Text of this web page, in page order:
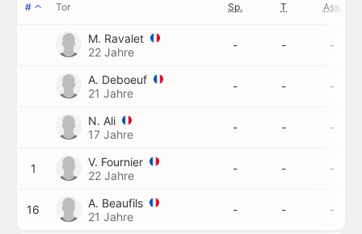
# Tor Sp. T Ass.
M. Ravalet
22 Jahre
- - -
A. Deboeuf
21 Jahre
- - -
N. Ali
17 Jahre
- - -
1
V. Fournier
22 Jahre
- - -
16
A. Beaufils
21 Jahre
- - -